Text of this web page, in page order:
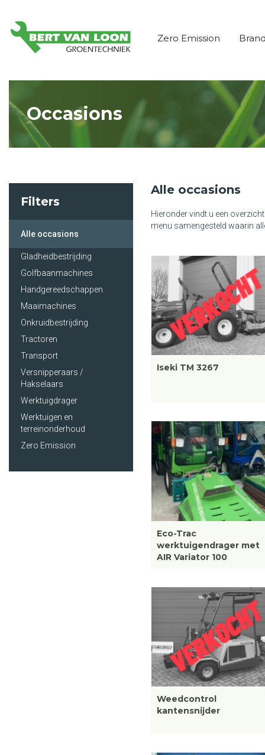
Zero Emission
Occasions
Filters
Alle occasions
Gladheidbestrijding
Golfbaanmachines
Handgereedschappen
Maaimachines
Onkruidbestrijding
Tractoren
Transport
Versnipperaars /
Hakselaars
Werktuigdrager
Werktuigen en
terreinonderhoud
Zero Emission
Alle occasions
Hieronder vindt u een
menu samengesteld waarin
Iseki TM 3267
Eco-Trac
werktuigendrager met
AIR Variator 100
Weedcontrol
kantensnijder